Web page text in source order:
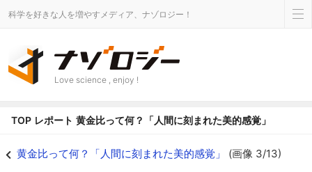
科学を好きな人を増やすメディア、ナゾロジー！
Love science , enjoy !
TOP レポート 黄金比って何？「人間に刻まれた美的感覚」
黄金比って何？「人間に刻まれた美的感覚」 (画像 3/13)